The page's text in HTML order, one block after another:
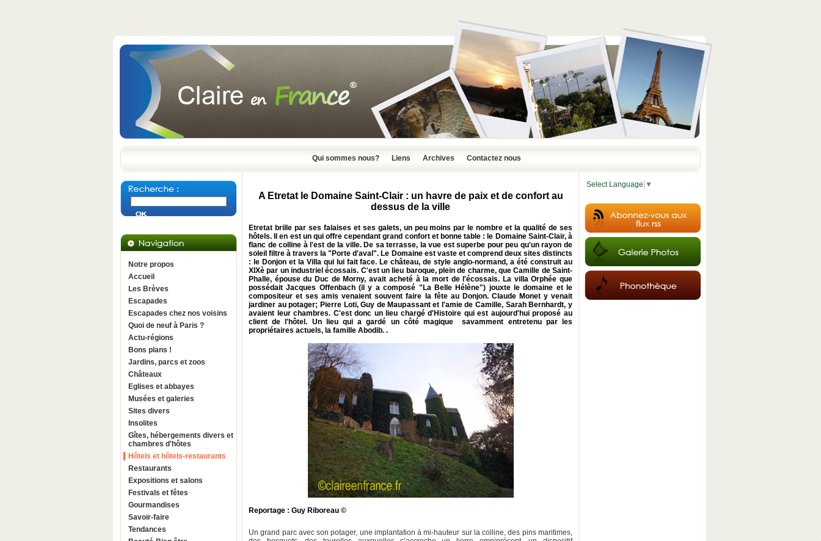
Qui sommes nous? Liens Archives Contactez nous
Notre propos
Accueil
Les Brèves
Escapades
Escapades chez nos voisins
Quoi de neuf à Paris ?
Actu-régions
Bons plans !
Jardins, parcs et zoos
Châteaux
Eglises et abbayes
Musées et galeries
Sites divers
Insolites
Gîtes, hébergements divers et
chambres d'hôtes
Hôtels et hôtels-restaurants
Restaurants
Expositions et salons
Festivals et fêtes
Gourmandises
Savoir-faire
Tendances
A Etretat le Domaine Saint-Clair : un havre de paix et de confort au
dessus de la ville
Etretat brille par ses falaises et ses galets, un peu moins par le nombre et la qualité de ses
hôtels. Il en est un qui offre cependant grand confort et bonne table : le Domaine Saint-Clair, à
flanc de colline à l'est de la ville. De sa terrasse, la vue est superbe pour peu qu'un rayon de
soleil filtre à travers la "Porte d'aval". Le Domaine est vaste et comprend deux sites distincts
: le Donjon et la Villa qui lui fait face. Le château, de style anglo-normand, a été construit au
XIXè par un industriel écossais. C'est un lieu baroque, plein de charme, que Camille de Saint-
Phalle, épouse du Duc de Morny, avait acheté à la mort de l'écossais. La villa Orphée que
possédait Jacques Offenbach (il y a composé "La Belle Hélène") jouxte le domaine et le
compositeur et ses amis venaient souvent faire la fête au Donjon. Claude Monet y venait
jardiner au potager; Pierre Loti, Guy de Maupassant et l'amie de Camille, Sarah Bernhardt, y
avaient leur chambres. C'est donc un lieu chargé d'Histoire qui est aujourd'hui proposé au
client de l'hôtel. Un lieu qui a gardé un côté magique savamment entretenu par les
propriétaires actuels, la famille Abodib. .
Reportage : Guy Riboreau ©
Un grand parc avec son potager, une implantation à mi-hauteur sur la colline, des pins maritimes,
Select Language ▼